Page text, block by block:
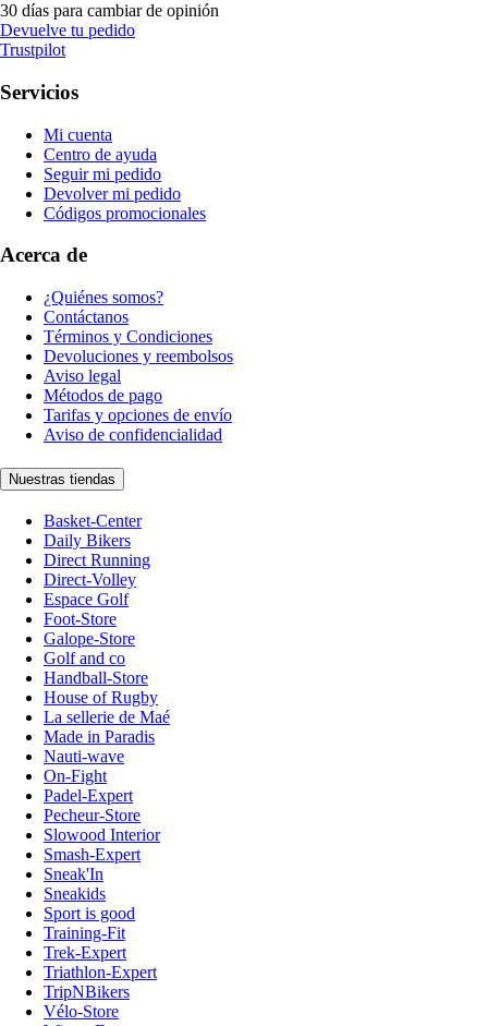
30 días para cambiar de opinión
Devuelve tu pedido
Trustpilot
Servicios
Mi cuenta
Centro de ayuda
Seguir mi pedido
Devolver mi pedido
Códigos promocionales
Acerca de
¿Quiénes somos?
Contáctanos
Términos y Condiciones
Devoluciones y reembolsos
Aviso legal
Métodos de pago
Tarifas y opciones de envío
Aviso de confidencialidad
Nuestras tiendas
Basket-Center
Daily Bikers
Direct Running
Direct-Volley
Espace Golf
Foot-Store
Galope-Store
Golf and co
Handball-Store
House of Rugby
La sellerie de Maé
Made in Paradis
Nauti-wave
On-Fight
Padel-Expert
Pecheur-Store
Slowood Interior
Smash-Expert
Sneak'In
Sneakids
Sport is good
Training-Fit
Trek-Expert
Triathlon-Expert
TripNBikers
Vélo-Store